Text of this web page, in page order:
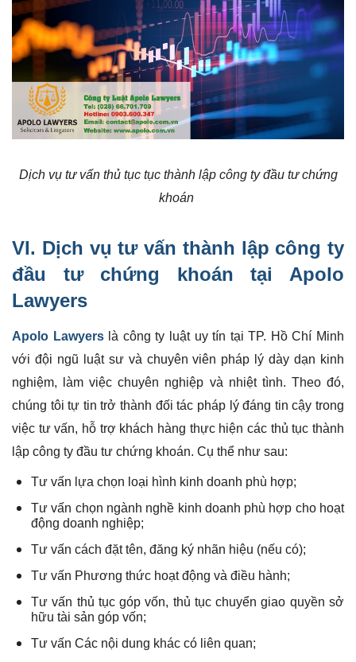
Dịch vụ tư vấn thủ tục tục thành lập công ty đầu tư chứng
khoán
VI. Dịch vụ tư vấn thành lập công ty
đầu tư chứng khoán tại Apolo
Lawyers
Apolo Lawyerslà công ty luật uy tín tại TP. Hồ Chí Minh
với đội ngũ luật sư và chuyên viên pháp lý dày dạn kinh
nghiệm, làm việc chuyên nghiệp và nhiệt tình. Theo đó,
chúng tôi tự tin trở thành đối tác pháp lý đáng tin cậy trong
việc tư vấn, hỗ trợ khách hàng thực hiện các thủ tục thành
lập công ty đầu tư chứng khoán. Cụ thể như sau:
Tư vấn lựa chọn loại hình kinh doanh phù hợp;
Tư vấn chọn ngành nghề kinh doanh phù hợp cho hoạt
động doanh nghiệp;
Tư vấn cách đặt tên, đăng ký nhãn hiệu (nếu có);
Tư vấn Phương thức hoạt động và điều hành;
Tư vấn thủ tục góp vốn, thủ tục chuyển giao quyền sở
hữu tài sản góp vốn;
Tư vấn Các nội dung khác có liên quan;